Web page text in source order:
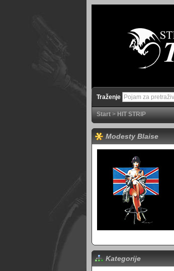
Traženje
Start > HIT STRIP
Modesty Blaise
Kategorije